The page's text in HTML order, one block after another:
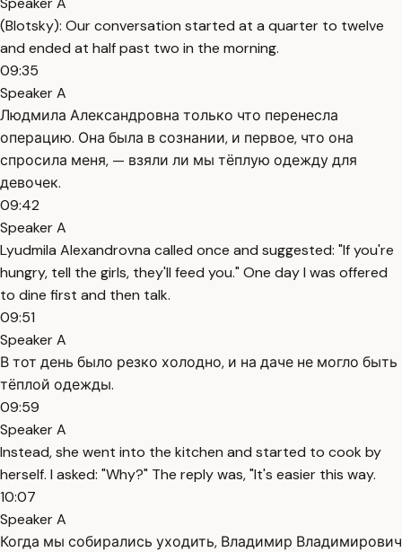
(Blotsky): Our conversation started at a quarter to twelve
and ended at half past two in the morning.
09:35
Speaker A
Людмила Александровна только что перенесла
операцию. Она была в сознании, и первое, что она
спросила меня, — взяли ли мы тёплую одежду для
девочек.
09:42
Speaker A
Lyudmila Alexandrovna called once and suggested: "If you're
hungry, tell the girls, they'll feed you." One day I was offered
to dine first and then talk.
09:51
Speaker A
В тот день было резко холодно, и на даче не могло быть
тёплой одежды.
09:59
Speaker A
Instead, she went into the kitchen and started to cook by
herself. I asked: "Why?" The reply was, "It's easier this way.
10:07
Speaker A
Когда мы собирались уходить, Владимир Владимирович